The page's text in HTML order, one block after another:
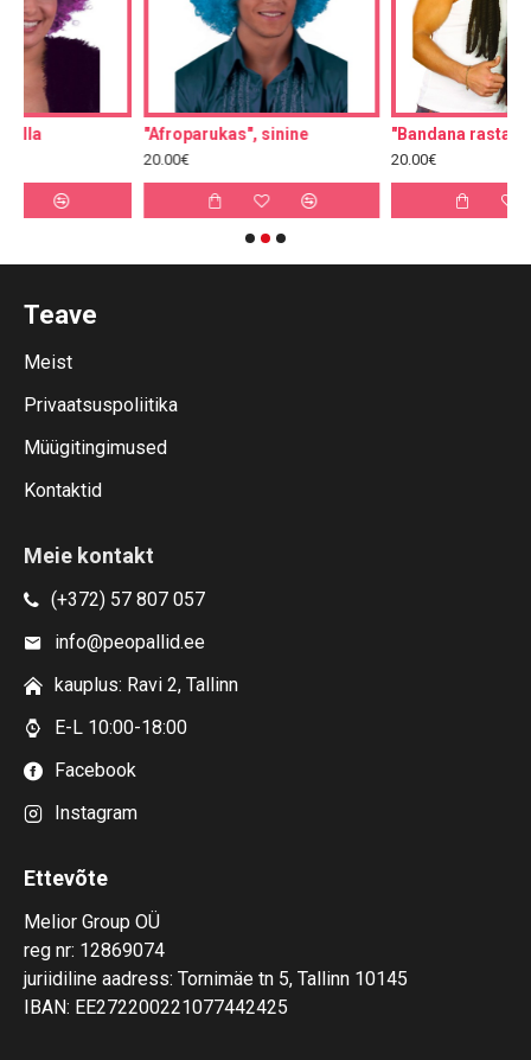
"Afroparukas", sinine "Bandana rastapatsidega"
Teave
Meist
Privaatsuspoliitika
Müügitingimused
Kontaktid
Meie kontakt
(+372) 57 807 057
info@peopallid.ee
kauplus: Ravi 2, Tallinn
E-L 10:00-18:00
Facebook
Instagram
Ettevõte
Melior Group OÜ
reg nr: 12869074
juriidiline aadress: Tornimäe tn 5, Tallinn 10145
IBAN: EE272200221077442425